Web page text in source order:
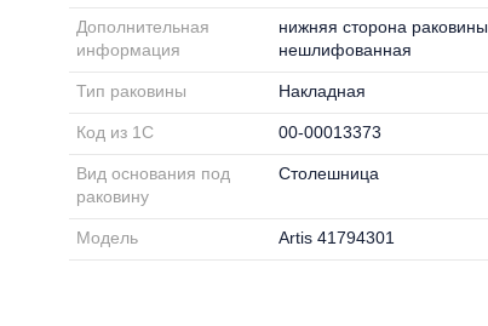
Дополнительная
информация
нижняя сторона раковины
нешлифованная
Тип раковины Накладная
Код из 1С 00-00013373
Вид основания под
раковину
Столешница
Модель Artis 41794301